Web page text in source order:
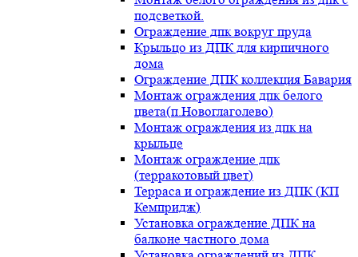
подсветкой.
Ограждение дпк вокруг пруда
Крыльцо из ДПК для кирпичного
дома
Ограждение ДПК коллекция Бавария
Монтаж ограждения дпк белого
цвета(п.Новоглаголево)
Монтаж ограждения из дпк на
крыльце
Монтаж ограждение дпк
(терракотовый цвет)
Терраса и ограждение из ДПК (КП
Кемпридж)
Установка ограждение ДПК на
балконе частного дома